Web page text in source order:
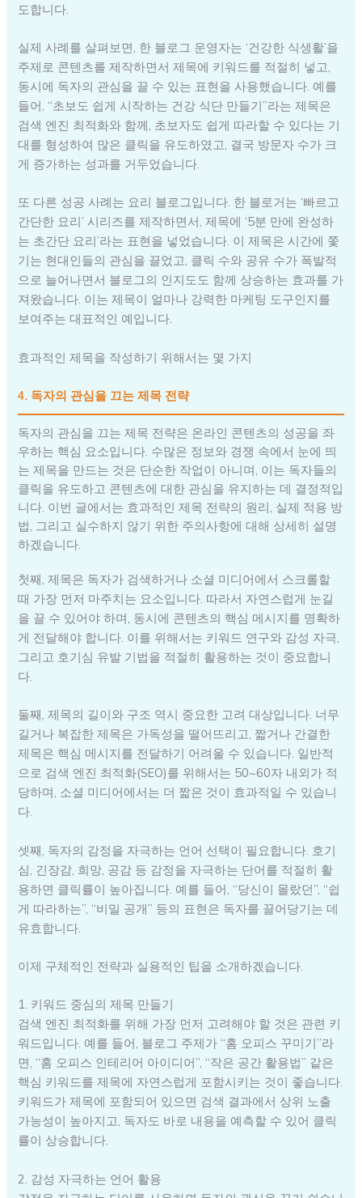
도합니다.
실제 사례를 살펴보면, 한 블로그 운영자는 ‘건강한 식생활’을
주제로 콘텐츠를 제작하면서 제목에 키워드를 적절히 넣고,
동시에 독자의 관심을 끌 수 있는 표현을 사용했습니다. 예를
들어, “초보도 쉽게 시작하는 건강 식단 만들기”라는 제목은
검색 엔진 최적화와 함께, 초보자도 쉽게 따라할 수 있다는 기
대를 형성하여 많은 클릭을 유도하였고, 결국 방문자 수가 크
게 증가하는 성과를 거두었습니다.
또 다른 성공 사례는 요리 블로그입니다. 한 블로거는 ‘빠르고
간단한 요리’ 시리즈를 제작하면서, 제목에 ‘5분 만에 완성하
는 초간단 요리’라는 표현을 넣었습니다. 이 제목은 시간에 쫓
기는 현대인들의 관심을 끌었고, 클릭 수와 공유 수가 폭발적
으로 늘어나면서 블로그의 인지도도 함께 상승하는 효과를 가
져왔습니다. 이는 제목이 얼마나 강력한 마케팅 도구인지를
보여주는 대표적인 예입니다.
효과적인 제목을 작성하기 위해서는 몇 가지
4. 독자의 관심을 끄는 제목 전략
독자의 관심을 끄는 제목 전략은 온라인 콘텐츠의 성공을 좌
우하는 핵심 요소입니다. 수많은 정보와 경쟁 속에서 눈에 띄
는 제목을 만드는 것은 단순한 작업이 아니며, 이는 독자들의
클릭을 유도하고 콘텐츠에 대한 관심을 유지하는 데 결정적입
니다. 이번 글에서는 효과적인 제목 전략의 원리, 실제 적용 방
법, 그리고 실수하지 않기 위한 주의사항에 대해 상세히 설명
하겠습니다.
첫째, 제목은 독자가 검색하거나 소셜 미디어에서 스크롤할
때 가장 먼저 마주치는 요소입니다. 따라서 자연스럽게 눈길
을 끌 수 있어야 하며, 동시에 콘텐츠의 핵심 메시지를 명확하
게 전달해야 합니다. 이를 위해서는 키워드 연구와 감성 자극,
그리고 호기심 유발 기법을 적절히 활용하는 것이 중요합니
다.
둘째, 제목의 길이와 구조 역시 중요한 고려 대상입니다. 너무
길거나 복잡한 제목은 가독성을 떨어뜨리고, 짧거나 간결한
제목은 핵심 메시지를 전달하기 어려울 수 있습니다. 일반적
으로 검색 엔진 최적화(SEO)를 위해서는 50~60자 내외가 적
당하며, 소셜 미디어에서는 더 짧은 것이 효과적일 수 있습니
다.
셋째, 독자의 감정을 자극하는 언어 선택이 필요합니다. 호기
심, 긴장감, 희망, 공감 등 감정을 자극하는 단어를 적절히 활
용하면 클릭률이 높아집니다. 예를 들어, “당신이 몰랐던”, “쉽
게 따라하는”, “비밀 공개” 등의 표현은 독자를 끌어당기는 데
유효합니다.
이제 구체적인 전략과 실용적인 팁을 소개하겠습니다.
1. 키워드 중심의 제목 만들기
검색 엔진 최적화를 위해 가장 먼저 고려해야 할 것은 관련 키
워드입니다. 예를 들어, 블로그 주제가 “홈 오피스 꾸미기”라
면, “홈 오피스 인테리어 아이디어”, “작은 공간 활용법” 같은
핵심 키워드를 제목에 자연스럽게 포함시키는 것이 좋습니다.
키워드가 제목에 포함되어 있으면 검색 결과에서 상위 노출
가능성이 높아지고, 독자도 바로 내용을 예측할 수 있어 클릭
률이 상승합니다.
2. 감성 자극하는 언어 활용